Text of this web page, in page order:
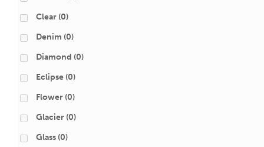
Clear (0)
Denim (0)
Diamond (0)
Eclipse (0)
Flower (0)
Glacier (0)
Glass (0)